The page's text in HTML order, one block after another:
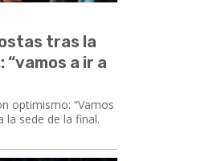
tras la
a ir a
optimismo: “Vamos
la sede de la final.